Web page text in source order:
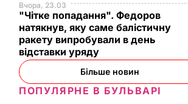
Вчора, 23.03
"Чітке попадання". Федоров
натякнув, яку саме балістичну
ракету випробували в день
відставки уряду
Більше новин
ПОПУЛЯРНЕ В БУЛЬВАРІ